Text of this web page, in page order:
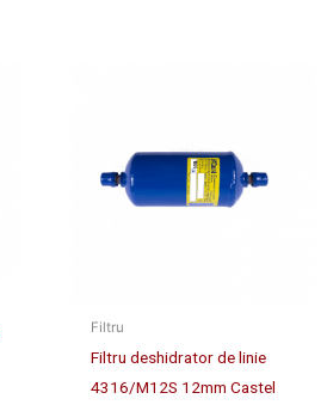
Filtru
Filtru deshidrator de linie
4316/M12S 12mm Castel